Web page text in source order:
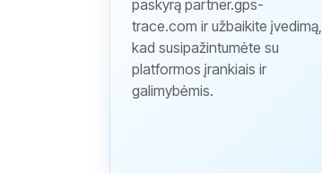
paskyrą partner.gps-
trace.com ir užbaikite įvedimą,
kad susipažintumėte su
platformos įrankiais ir
galimybėmis.